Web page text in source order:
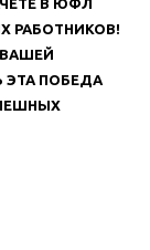
В ЮФЛ
РАБОТНИКОВ!
ЭТА ПОБЕДА